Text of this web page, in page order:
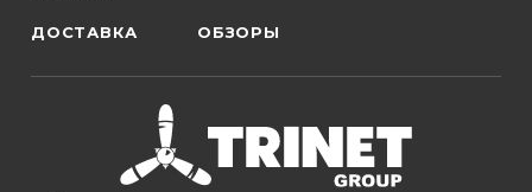
ДОСТАВКА ОБЗОРЫ